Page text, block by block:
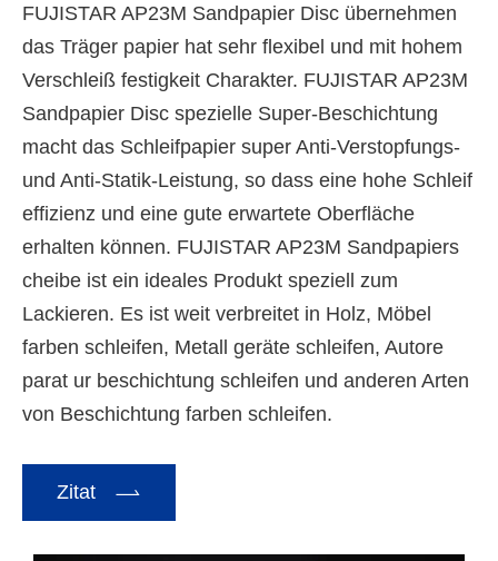
FUJISTAR AP23M Sandpapier Disc übernehmen
das Träger papier hat sehr flexibel und mit hohem
Verschleiß festigkeit Charakter. FUJISTAR AP23M
Sandpapier Disc spezielle Super-Beschichtung
macht das Schleifpapier super Anti-Verstopfungs-
und Anti-Statik-Leistung, so dass eine hohe Schleif
effizienz und eine gute erwartete Oberfläche
erhalten können. FUJISTAR AP23M Sandpapiers
cheibe ist ein ideales Produkt speziell zum
Lackieren. Es ist weit verbreitet in Holz, Möbel
farben schleifen, Metall geräte schleifen, Autore
parat ur beschichtung schleifen und anderen Arten
von Beschichtung farben schleifen.
Zitat 